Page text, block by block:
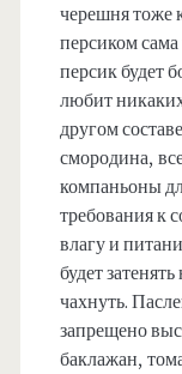
черешня тоже
персиком
персик будет
любит
другом
смородина,
компаньоны
требования к
влагу и
будет
чахнуть.
запрещено
баклажан,